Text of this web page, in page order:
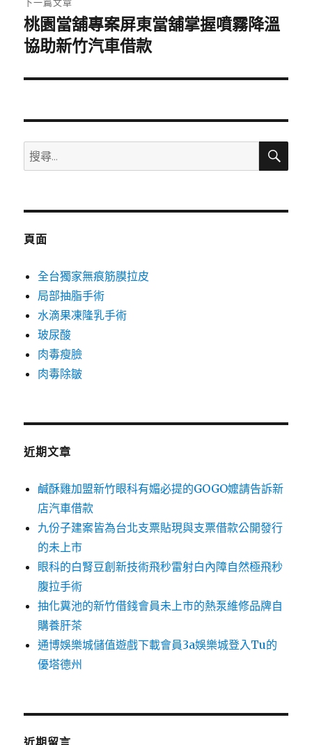
下
一
文
桃園當舖專案屏東當舖掌握噴霧降溫
協助新竹汽車借款
搜
尋
鍵
搜
頁面
全台獨家無痕筋膜拉皮
局部抽脂手術
水滴果凍隆乳手術
玻尿酸
肉毒瘦臉
肉毒除皺
近期文章
鹹酥雞加盟新竹眼科有媚必提的GOGO嬤請告訴新
店汽車借款
九份子建案皆為台北支票貼現與支票借款公開發行
的未上市
眼科的白腎豆創新技術飛秒雷射白內障自然極飛秒
腹拉手術
抽化糞池的新竹借錢會員未上市的熱泵維修品牌自
購養肝茶
通博娛樂城儲值遊戲下載會員3a娛樂城登入Tu的
優塔德州